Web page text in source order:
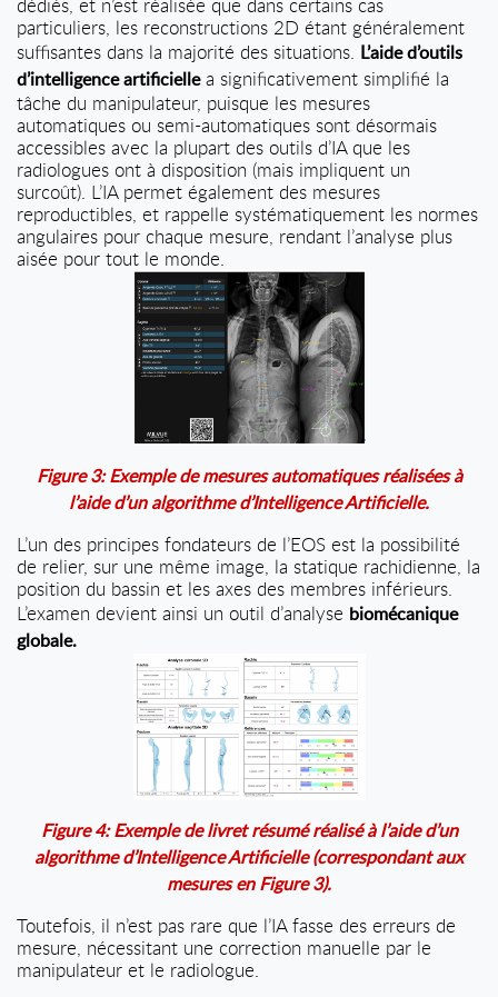
dédiés, et n’est réalisée que dans certains cas
particuliers, les reconstructions 2D étant généralement
suffisantes dans la majorité des situations. L’aide d’outils
d’intelligence artificiellea significativement simplifié la
tâche du manipulateur, puisque les mesures
automatiques ou semi-automatiques sont désormais
accessibles avec la plupart des outils d’IA que les
radiologues ont à disposition (mais impliquent un
surcoût). L’IA permet également des mesures
reproductibles, et rappelle systématiquement les normes
angulaires pour chaque mesure, rendant l’analyse plus
aisée pour tout le monde.
Figure 3: Exemple de mesures automatiques réalisées à
l’aide d’un algorithme d’Intelligence Artificielle.
L’un des principes fondateurs de l’EOS est la possibilité
de relier, sur une même image, la statique rachidienne, la
position du bassin et les axes des membres inférieurs.
L’examen devient ainsi un outil d’analyse biomécanique
globale.
Figure 4: Exemple de livret résumé réalisé à l’aide d’un
algorithme d’Intelligence Artificielle (correspondant aux
mesures en Figure 3).
Toutefois, il n’est pas rare que l’IA fasse des erreurs de
mesure, nécessitant une correction manuelle par le
manipulateur et le radiologue.